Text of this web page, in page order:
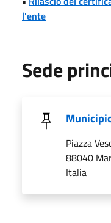
l'ente
Sede
Piazza
88040
Italia